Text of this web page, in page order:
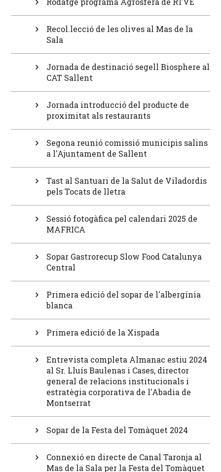
Recol.lecció de les olives al Mas de la
Sala
Jornada de destinació segell Biosphere al
CAT Sallent
Jornada introducció del producte de
proximitat als restaurants
Segona reunió comissió municipis salins
a l'Ajuntament de Sallent
Tast al Santuari de la Salut de Viladordis
pels Tocats de lletra
Sessió fotogàfica pel calendari 2025 de
MAFRICA
Sopar Gastrorecup Slow Food Catalunya
Central
Primera edició del sopar de l'albergínia
blanca
Primera edició de la Xispada
Entrevista completa Almanac estiu 2024
al Sr. Lluís Baulenas i Cases, director
general de relacions institucionals i
estratègia corporativa de l'Abadia de
Montserrat
Sopar de la Festa del Tomàquet 2024
Connexió en directe de Canal Taronja al
Mas de la Sala per la Festa del Tomàquet